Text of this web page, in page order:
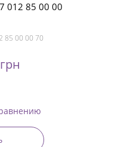
012 85 00 00
85 00 00 70